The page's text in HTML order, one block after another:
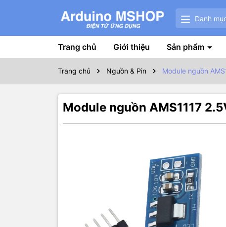
Danh
Trang chủ Giới thiệu Sản phẩm
Trang chủ Nguồn & Pin Module nguồn
Module nguồn AMS1117
Module
cắm ở ngõ
Điện áp